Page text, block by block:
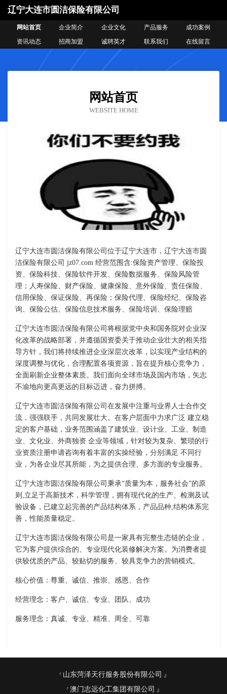
辽宁大连市圆洁保险有限公司
网站首页 企业简介 企业文化 产品服务
成功案例
资讯动态
招商加盟 诚聘英才 联系我们 在线留言
网站首页
WEBSITE HOME
辽宁大连市圆洁保险有限公司位于辽宁大连市，辽宁大连市圆
洁保险有限公司 jz07.com 经营范围含:保险资产管理、保险投
资、保险科技、保险软件开发、保险数据服务、保险风险管
理；人寿保险、财产保险、健康保险、意外保险、责任保险、
信用保险、保证保险、再保险；保险代理、保险经纪、保险咨
询、保险公估、保险信息技术服务、保险培训、保险理赔
辽宁大连市圆洁保险有限公司将根据党中央和国务院对企业深
化改革的战略部署，并遵循国资委关于推动企业壮大的相关指
导方针，我们将持续推进企业深层次改革，以实现产业结构的
深度调整与优化，合理配置各项资源，旨在提升核心竞争力，
全面刷新企业整体素质。我们面向全球市场及国内市场，矢志
不渝地向更高更远的目标迈进，奋力拼搏。
辽宁大连市圆洁保险有限公司在发展中注重与业界人士合作交
流，强强联手，共同发展壮大。在客户层面中力求广泛 建立稳
定的客户基础，业务范围涵盖了建筑业、设计业、工业、制造
业、文化业、外商独资 企业等领域，针对较为复杂、繁琐的行
业资质注册申请咨询有着丰富的实操经验，分别满足 不同行
业，为各企业尽其所能，为之提供合理、多方面的专业服务。
辽宁大连市圆洁保险有限公司秉承“质量为本，服务社会”的原
则,立足于高新技术，科学管理，拥有现代化的生产、检测及试
验设备，已建立起完善的产品结构体系，产品品种,结构体系完
善，性能质量稳定。
辽宁大连市圆洁保险有限公司是一家具有完整生态链的企业，
它为客户提供综合的、专业现代化装修解决方案。为消费者提
供较优质的产品、较贴切的服务、较具竞争力的营销模式。
核心价值：尊重、诚信、推崇、感恩、合作
经营理念：客户、诚信、专业、团队、成功
服务理念：真诚、专业、精准、周全、可靠
山东菏泽天行服务股份有限公司
澳门志远化工集团有限公司